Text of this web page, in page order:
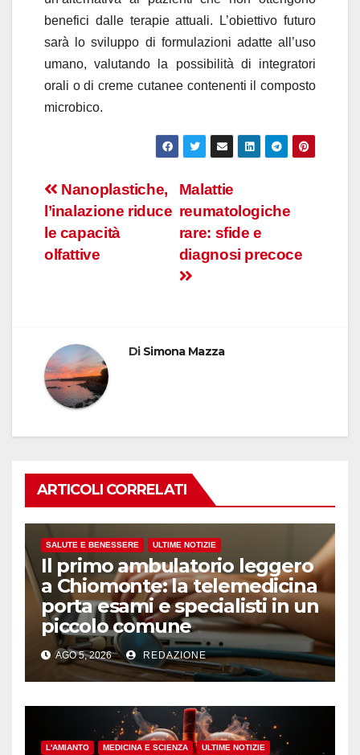
benefici dalle terapie attuali. L’obiettivo futuro
sarà lo sviluppo di formulazioni adatte all’uso
umano, valutando la possibilità di integratori
orali o di creme cutanee contenenti il composto
microbico.
Navigazione
articoli
Malattie
reumatologiche
rare: sfide e
diagnosi precoce
Nanoplastiche,
l’inalazione riduce
le capacità
olfattive
Di Simona Mazza
ARTICOLI CORRELATI
SALUTE E BENESSERE ULTIME NOTIZIE
Il primo ambulatorio leggero
a Chiomonte: la telemedicina
porta esami e specialisti in un
piccolo comune
AGO 5, 2026 REDAZIONE
L'AMIANTO MEDICINA E SCIENZA ULTIME NOTIZIE